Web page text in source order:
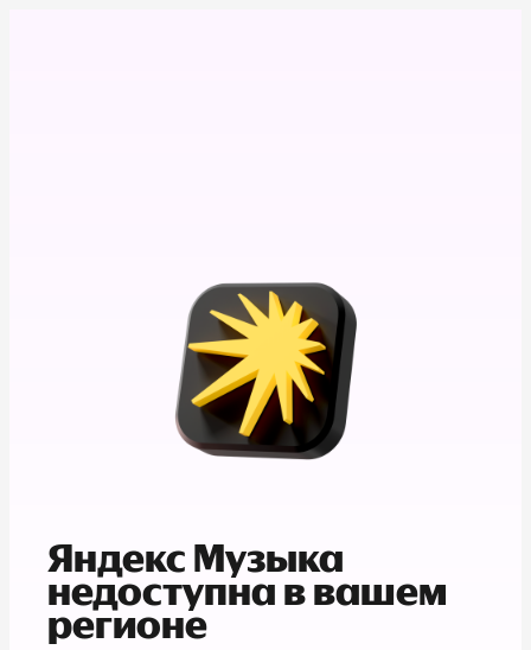
Яндекс Музыка
недоступна в вашем
регионе